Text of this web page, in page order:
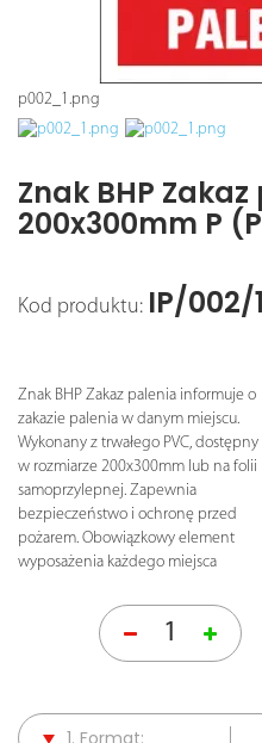
p002_1.png
Znak BHP
200x300mm P
Kod produktu: IP/002/
Znak BHP Zakaz palenia informuje o
zakazie palenia w danym miejscu.
Wykonany z trwałego PVC, dostępny
w rozmiarze 200x300mm lub na folii
samoprzylepnej. Zapewnia
bezpieczeństwo i ochronę przed
pożarem. Obowiązkowy element
wyposażenia każdego miejsca